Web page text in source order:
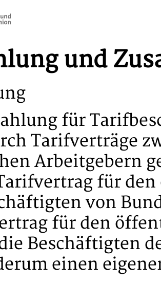
und
für
Tarifverträge
Arbeitgebern
für
von
für den
Beschäftigten
einen